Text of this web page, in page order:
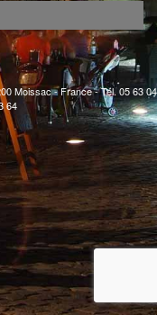
Moissac - France - Tél. 05 63 04
64